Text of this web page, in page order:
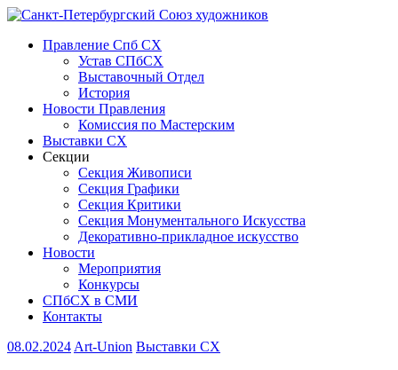
Правление Спб СХ
Устав СПбСХ
Выставочный Отдел
История
Новости Правления
Комиссия по Мастерским
Выставки СХ
Секции
Секция Живописи
Секция Графики
Секция Критики
Секция Монументального Искусства
Декоративно-прикладное искусство
Новости
Мероприятия
Конкурсы
СПбСХ в СМИ
Контакты
08.02.2024 Art-Union Выставки СХ